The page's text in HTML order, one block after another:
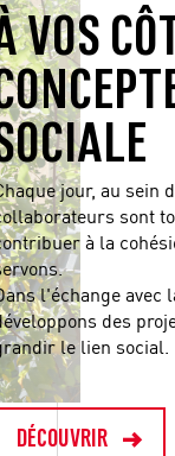
VOS
jour, au sein
sont
à la
l'échange avec
des
le lien social.
DÉCOUVRIR